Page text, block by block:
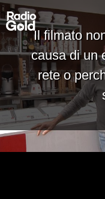
Il filmato
causa di un
rete o